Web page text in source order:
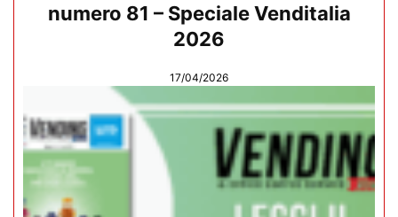
numero 81 – Speciale Venditalia
2026
17/04/2026